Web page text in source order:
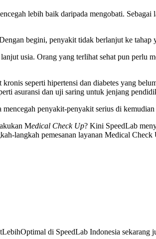
lebih baik daripada mengobati. Sebagai
begini, penyakit tidak berlanjut ke
usia. Orang yang terlihat sehat pun perlu
seperti hipertensi dan diabetes yang
asuransi dan uji saring untuk jenjang
mencegah penyakit-penyakit serius di
Medical Check Up? Kini SpeedLab
langkah pemesanan layanan Medical
di SpeedLab Indonesia sekarang